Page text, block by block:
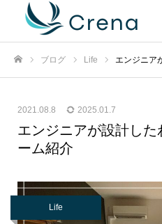
ブログ Life エンジニアが
2021.08.8 2025.01.7
エンジニアが設計し
ーム紹介
Life